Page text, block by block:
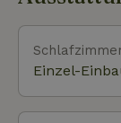
vielen Welt-
Wohnwagen
viele
sehen und zu
Einzel-